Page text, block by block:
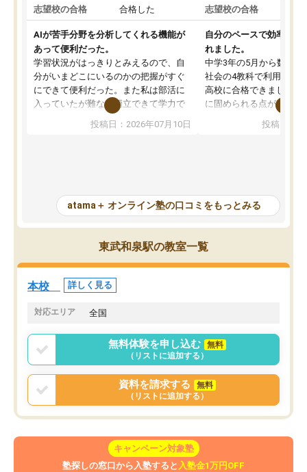
志望校の合格 合格した
AIが苦手分野を分析してくれる機能が
あって便利だった。
学習状況がはっきりとみえるので、自
分がいまどこにいるのかの把握がすぐ
にできて便利だった。また私は部活に
入っていたが難なく両立できて学力で
も部活でも結果を残すことができてよ
かった。また問題演習の際に、自分が
が、自分で自分の管理ができない人に
とっては難しい部分もあるのではない
かと思った。
投稿日：2026年07月10日
志望校の合格
自分のペースで効率よく
れました。
中学3年の5月から数学・
社会の4教科で利用し、
高校に合格できました。
に固められる点が魅力で
項目のおかげで、手軽
元数が可視化されるので
しながら意欲的に取り組
常に効果を実感している
になった現在も大学受験
して利用しており、自信
すめできる塾です。
投稿日：
atama＋ オンライン塾の口コミをもっとみる
東武和泉駅の教室一覧
本校 詳しく見る
対応エリア 全国
無料体験を申し込む
無料
（リストに追加する）
資料を請求する
無料
（リストに追加する）
キャンペーン対象塾
塾探しの窓口から入塾すると 入塾金1万円OFF